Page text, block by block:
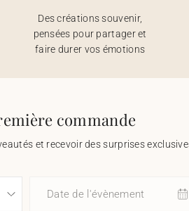
Des créations souvenir,
pensées pour partager et
faire durer vos émotions
commande
et recevoir des surprises
Date de l'évènement